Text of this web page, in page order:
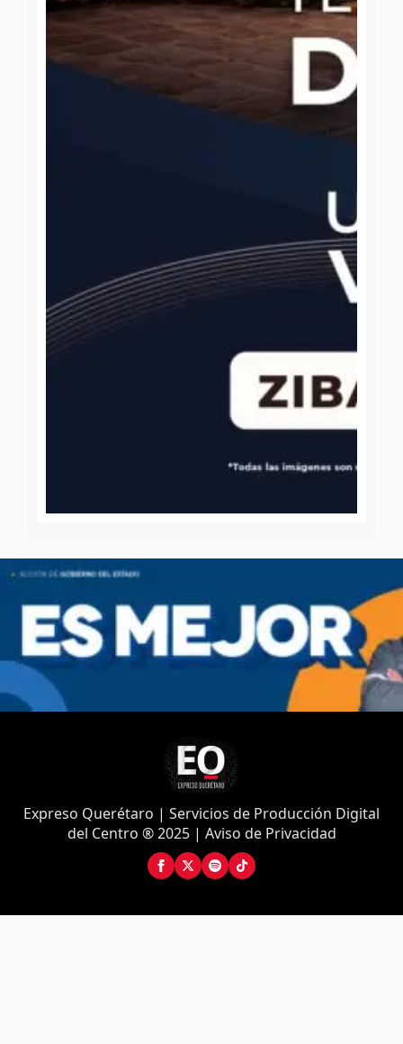
Expreso Querétaro | Servicios de Producción Digital
del Centro ® 2025 | Aviso de Privacidad